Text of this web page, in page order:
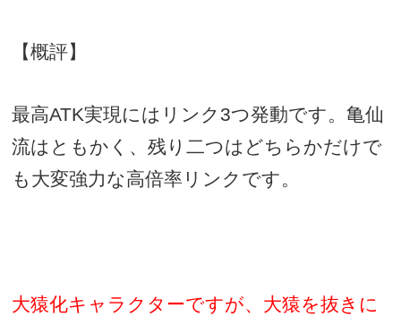
【概評】
最高ATK実現にはリンク 3つ発動です。亀仙
流はともかく、残り二つはどちらかだけで
も大変強力な高倍率リンクです。
大猿化キャラクターですが、大猿を抜きに